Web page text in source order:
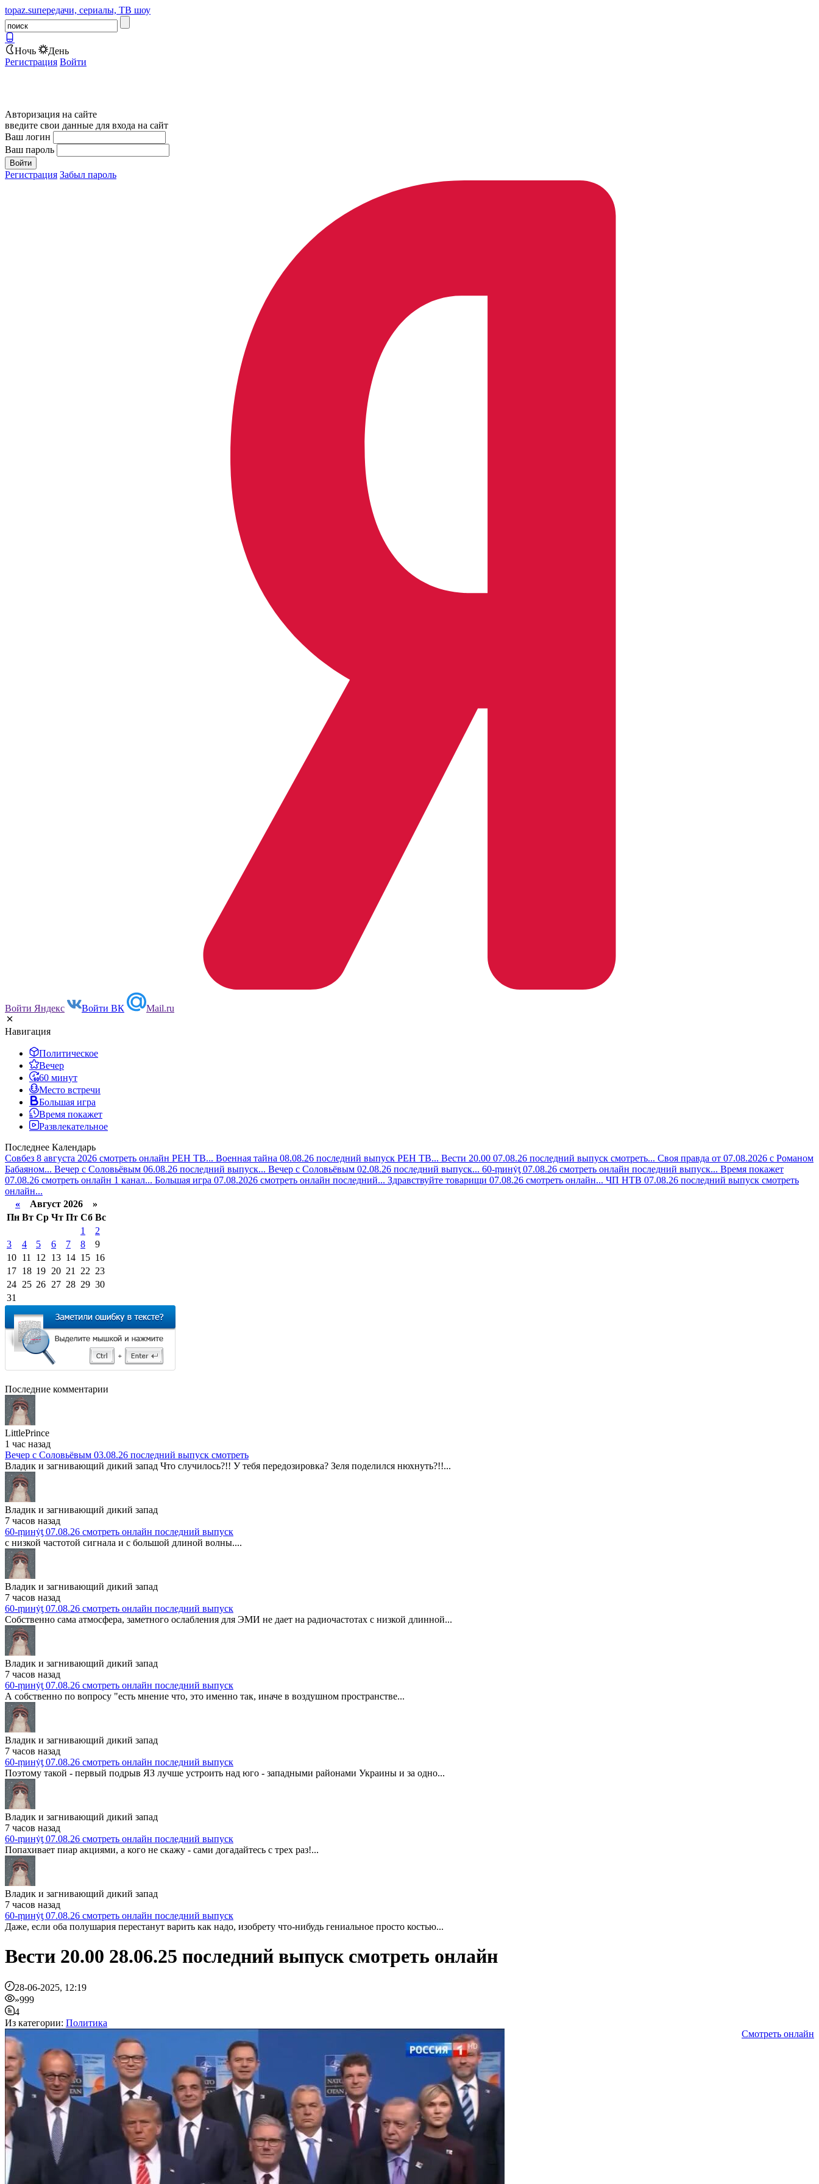
topaz.suпередачи, сериалы, ТВ шоу
Ночь
День
Регистрация Войти
Авторизация на сайте
введите свои данные для входа на сайт
Ваш логин
Ваш пароль
Регистрация Забыл пароль
Войти Яндекс Войти ВК Mail.ru
Навигация
Политическое
Вечер
60 минут
Место встречи
Большая игра
Время покажет
Развлекательное
Последнее Календарь
Совбез 8 августа 2026 смотреть онлайн РЕН ТВ... Военная тайна 08.08.26 последний выпуск РЕН ТВ... Вести 20.00 07.08.26 последний выпуск смотреть... Своя правда от 07.08.2026 с Романом
Бабаяном... Вечер с Соловьёвым 06.08.26 последний выпуск... Вечер с Соловьёвым 02.08.26 последний выпуск... 60-ṃинẏƫ 07.08.26 смотреть онлайн последний выпуск... Время покажет
07.08.26 смотреть онлайн 1 канал... Большая игра 07.08.2026 смотреть онлайн последний... Здравствуйте товарищи 07.08.26 смотреть онлайн... ЧП НТВ 07.08.26 последний выпуск смотреть
онлайн...
« Август 2026 »
Пн Вт Ср Чт Пт Сб Вс
1
2
3
4 5 6 7 8
9
10 11 12 13 14 15 16
17 18 19 20 21 22 23
24 25 26 27 28 29 30
31
Последние комментарии
LittlePrince
1 час назад
Вечер с Соловьёвым 03.08.26 последний выпуск смотреть
Владик и загнивающий дикий запад Что случилось?!! У тебя передозировка? Зеля поделился нюхнуть?!!...
Владик и загнивающий дикий запад
7 часов назад
60-ṃинẏƫ 07.08.26 смотреть онлайн последний выпуск
с низкой частотой сигнала и с большой длиной волны....
Владик и загнивающий дикий запад
7 часов назад
60-ṃинẏƫ 07.08.26 смотреть онлайн последний выпуск
Собственно сама атмосфера, заметного ослабления для ЭМИ не дает на радиочастотах с низкой длинной...
Владик и загнивающий дикий запад
7 часов назад
60-ṃинẏƫ 07.08.26 смотреть онлайн последний выпуск
А собственно по вопросу "есть мнение что, это именно так, иначе в воздушном пространстве...
Владик и загнивающий дикий запад
7 часов назад
60-ṃинẏƫ 07.08.26 смотреть онлайн последний выпуск
Поэтому такой - первый подрыв ЯЗ лучше устроить над юго - западными районами Украины и за одно...
Владик и загнивающий дикий запад
7 часов назад
60-ṃинẏƫ 07.08.26 смотреть онлайн последний выпуск
Попахивает пиар акциями, а кого не скажу - сами догадайтесь с трех раз!...
Владик и загнивающий дикий запад
7 часов назад
60-ṃинẏƫ 07.08.26 смотреть онлайн последний выпуск
Даже, если оба полушария перестанут варить как надо, изобрету что-нибудь гениальное просто костью...
Вести 20.00 28.06.25 последний выпуск смотреть онлайн
28-06-2025, 12:19
»999
4
Из категории: Политика
Смотреть онлайн